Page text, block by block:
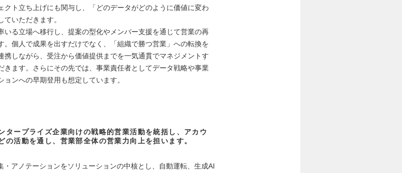
クト立ち上げにも関与し、「どのデータがどのように価値に変わ
いただきます。
いる立場へ移行し、提案の型化やメンバー支援を通じて営業の再
。個人で成果を出すだけでなく、「組織で勝つ営業」への転換を
携しながら、受注から価値提供までを一気通貫でマネジメントす
きます。さらにその先では、事業責任者としてデータ戦略や事業
ンへの早期登用も想定しています。
タープライズ企業向けの戦略的営業活動を統括し、アカウ
の活動を通し、営業部全体の営業力向上を担います。
・アノテーションをソリューションの中核とし、自動運転、生成AI